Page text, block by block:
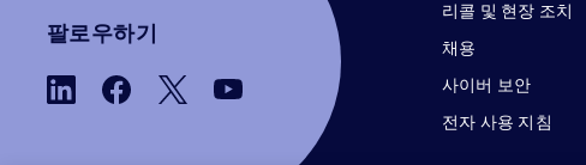
팔로우하기
리콜 및 현장 조치
채용
사이버 보안
전자 사용 지침